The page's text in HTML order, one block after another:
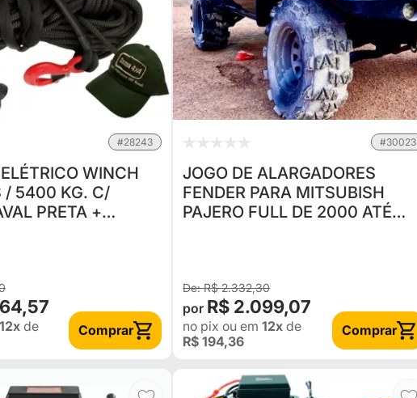
#28243
WINCH
/ 5400 KG. C/
PRETA +
12x de
Comprar
#30023
JOGO DE ALARGADORES
FENDER PARA MITSUBISH
PAJERO FULL DE 2000 ATÉ
R$ 2.332,30
R$ 2.099,07
no pix ou em12x de
R$ 194,36
Comprar